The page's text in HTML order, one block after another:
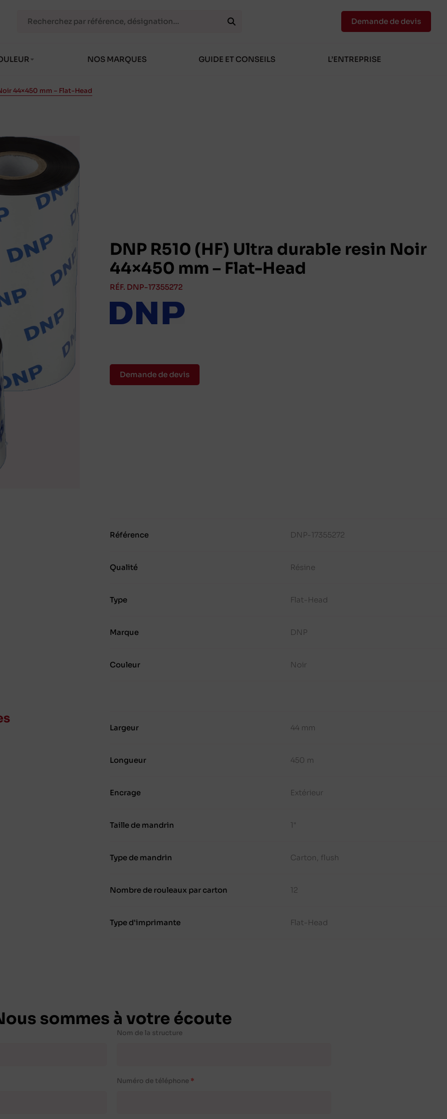
NOS MARQUES GUIDE ET CONSEILS L’ENTREPRISE
Demande de devis
44×450 mm – Flat-Head
DNP R510 (HF) Ultra durable resin Noir
44×450 mm – Flat-Head
RÉF. DNP-17355272
Demande de devis
Référence DNP-17355272
Qualité Résine
Type Flat-Head
Marque DNP
Couleur Noir
Largeur 44 mm
Longueur 450 m
Encrage Extérieur
Taille de mandrin 1"
Type de mandrin Carton, flush
Nombre de rouleaux par carton 12
Type d'imprimante Flat-Head
sommes à votre écoute
Nom de la structure
Numéro de téléphone